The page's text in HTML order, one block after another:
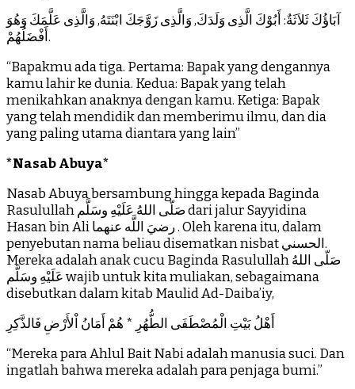
آبَاؤُكَ ثَلاَثَةٌ: أَبُوْكَ الَّذِى وَلَدَكَ, وَالَّذِى زَوَّجَكَ ابْنَتَهُ, وَالَّذِى عَلَّمَكَ وَهُوَ
أَفْضَلُهُمْ.
“Bapakmu ada tiga. Pertama: Bapak yang dengannya
kamu lahir ke dunia. Kedua: Bapak yang telah
menikahkan anaknya dengan kamu. Ketiga: Bapak
yang telah mendidik dan memberimu ilmu, dan dia
yang paling utama diantara yang lain”
*Nasab Abuya*
Nasab Abuya bersambung hingga kepada Baginda
Rasulullah صَلّى اللهُ عَلَيْهِ وسَلَّم dari jalur Sayyidina
Hasan bin Ali رضيَ اللَّه عنهما . Oleh karena itu, dalam
penyebutan nama beliau disematkan nisbat الحسني.
Mereka adalah anak cucu Baginda Rasulullah صَلّى اللهُ
عَلَيْهِ وسَلَّم wajib untuk kita muliakan, sebagaimana
disebutkan dalam kitab Maulid Ad-Daiba’iy,
أَهْلُ بَيْتِ الْمُصْطَفَى الطُّهُرِ * هُمْ أَمَانُ اْلأَرْضِ فَالذَّكِرِ
“Mereka para Ahlul Bait Nabi adalah manusia suci. Dan
ingatlah bahwa mereka adalah para penjaga bumi.”